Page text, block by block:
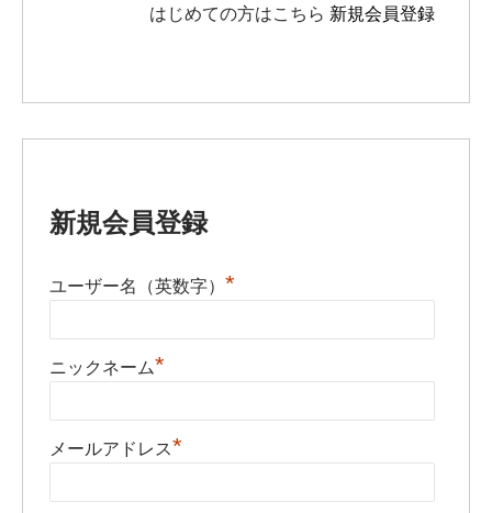
はじめての方はこちら 新規会員登録
新規会員登録
ユーザー名（英数字） *
ニックネーム*
メールアドレス*